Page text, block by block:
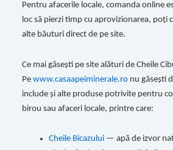
Pentru afacerile locale, comanda online
loc să pierzi timp cu aprovizionarea, poți
alte băuturi direct de pe site.
Ce mai găsești pe site alături de Cheile
Pe www.casaapeiminerale.ronu găsești
include și alte produse potrivite pentru
birou sau afaceri locale, printre care:
Cheile Bicazului— apă de izvor